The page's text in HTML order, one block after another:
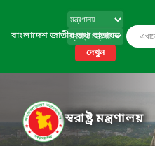
বাংলাদেশ জাতীয় তথ্য বাতায়ন
দেখুন
স্বরাষ্ট্র মন্ত্রণালয়